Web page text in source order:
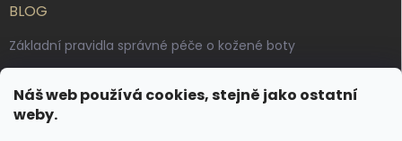
Náš web používá cookies, stejně jako ostatní
weby.
BLOG
Základní pravidla správné péče o kožené boty
Výroba českých kožených opasků: vůně pravé kůže, dotek
řemesla